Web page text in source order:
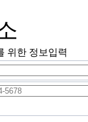
위한 정보입력